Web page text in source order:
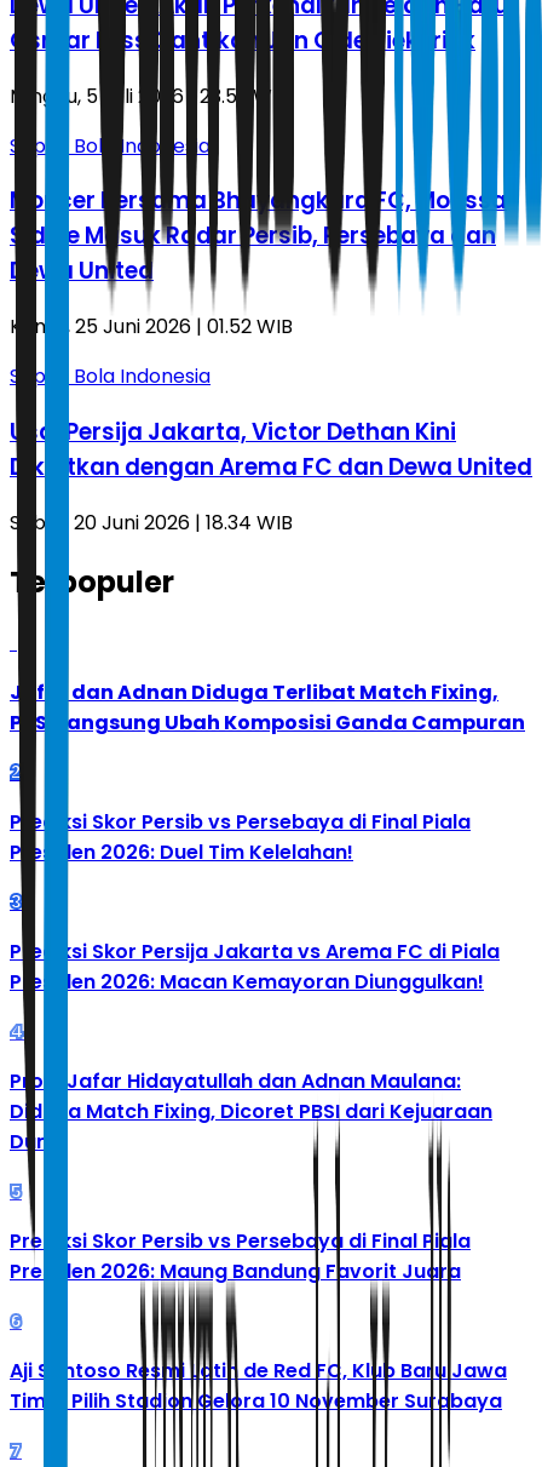
Osmar Loss Gantikan Jan Olde Riekerink
Minggu, 5 Juli 2026 | 23.59 WIB
Sepak Bola Indonesia
Moncer Bersama Bhayangkara FC, Moussa
Sidibe Masuk Radar Persib, Persebaya dan
Dewa United
Kamis, 25 Juni 2026 | 01.52 WIB
Sepak Bola Indonesia
Usai Persija Jakarta, Victor Dethan Kini
Dikaitkan dengan Arema FC dan Dewa United
Sabtu, 20 Juni 2026 | 18.34 WIB
Terpopuler
Jafar dan Adnan Diduga Terlibat Match Fixing,
PBSI Langsung Ubah Komposisi Ganda Campuran
2
Prediksi Skor Persib vs Persebaya di Final Piala
Presiden 2026: Duel Tim Kelelahan!
3
Prediksi Skor Persija Jakarta vs Arema FC di Piala
Presiden 2026: Macan Kemayoran Diunggulkan!
4
Profil Jafar Hidayatullah dan Adnan Maulana:
Diduga Match Fixing, Dicoret PBSI dari Kejuaraan
Dunia
5
Prediksi Skor Persib vs Persebaya di Final Piala
Presiden 2026: Maung Bandung Favorit Juara
6
Aji Santoso Resmi Latih de Red FC, Klub Baru Jawa
Timur Pilih Stadion Gelora 10 November Surabaya
7